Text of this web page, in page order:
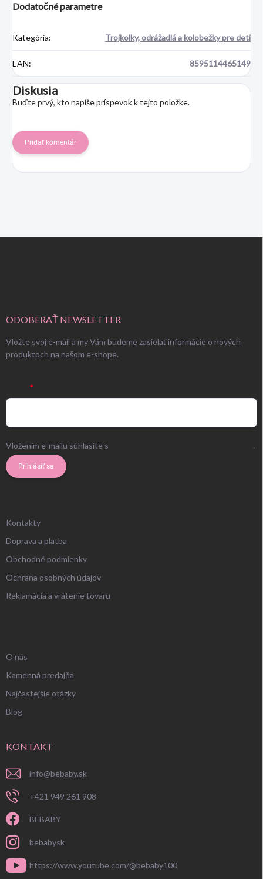
Dodatočné parametre
Kategória: Trojkolky, odrážadlá a kolobežky pre deti
EAN: 8595114465149
Diskusia
Buďte prvý, kto napíše príspevok k tejto položke.
Pridať komentár
ODOBERAŤ NEWSLETTER
Vložte svoj e-mail a my Vám budeme zasielať informácie o nových
produktoch na našom e-shope.
Vložením e-mailu súhlasíte s .
Prihlásiť sa
Kontakty
Doprava a platba
Obchodné podmienky
Ochrana osobných údajov
Reklamácia a vrátenie tovaru
O nás
Kamenná predajňa
Najčastejšie otázky
Blog
KONTAKT
info@bebaby.sk
+421 949 261 908
BEBABY
bebabysk
https://www.youtube.com/@bebaby100